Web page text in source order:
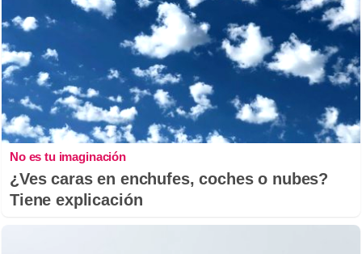
No es tu imaginación
¿Ves caras en enchufes, coches o nubes?
Tiene explicación